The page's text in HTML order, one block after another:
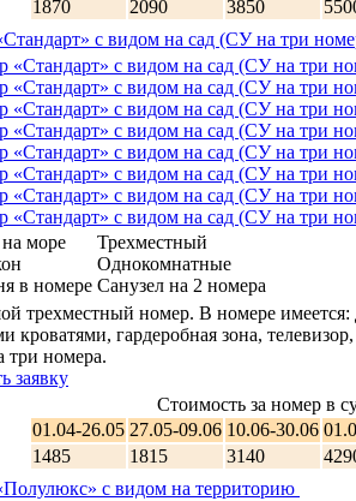
1870
2090 3850
с видом на сад (СУ на три
море
в номере
Трехместный
Однокомнатные
Санузел на 2 номера
трехместный номер. В номере
кроватями, гардеробная зона,
три номера.
заявку
Стоимость за номер в
01.04-26.05 27.05-09.06 10.06-30.06
1485
1815 3140
с видом на территорию